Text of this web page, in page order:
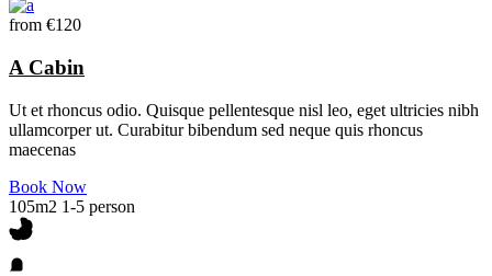
from €120
A Cabin
Ut et rhoncus odio. Quisque pellentesque nisl leo, eget ultricies nibh
ullamcorper ut. Curabitur bibendum sed neque quis rhoncus
maecenas
Book Now
105m2 1-5 person